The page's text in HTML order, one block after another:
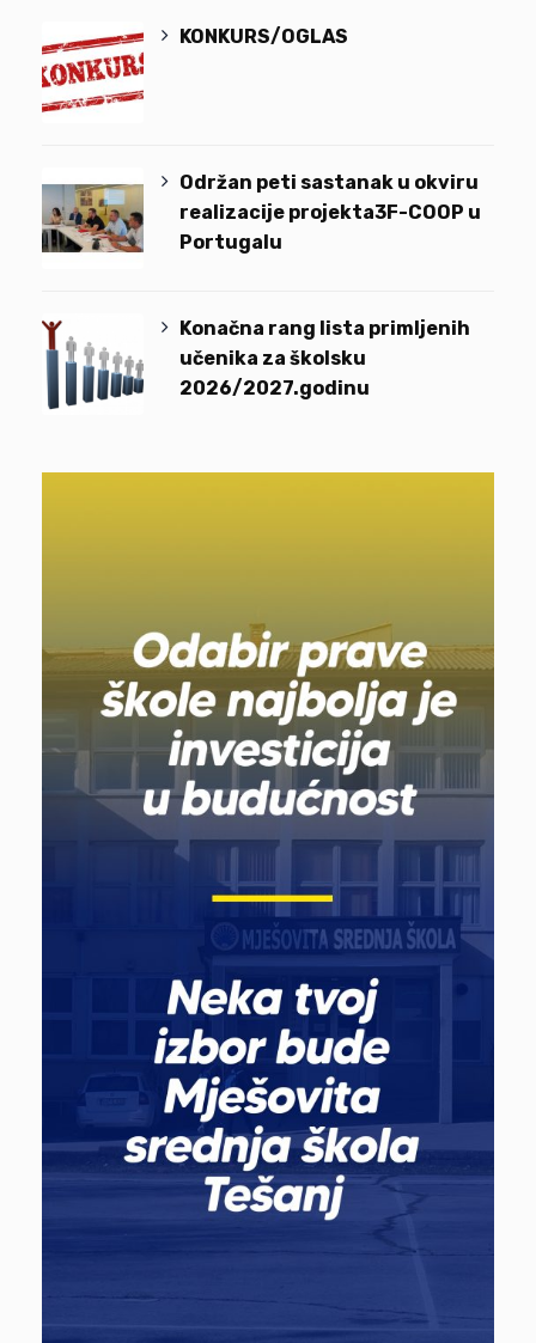
KONKURS/OGLAS
Održan peti sastanak u okviru
realizacije projekta3F-COOP u
Portugalu
Konačna rang lista primljenih
učenika za školsku
2026/2027.godinu